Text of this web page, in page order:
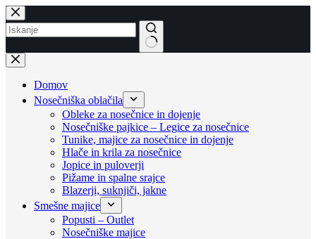
Skip
to
content
No
results
Domov
Nosečniška oblačila
Obleke za nosečnice in dojenje
Nosečniške pajkice – Legice za nosečnice
Tunike, majice za nosečnice in dojenje
Hlače in krila za nosečnice
Jopice in puloverji
Pižame in spalne srajce
Blazerji, suknjiči, jakne
Smešne majice
Popusti – Outlet
Nosečniške majice